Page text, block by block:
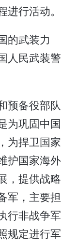
行活动。
的武装力
人民武装警
预备役部队
为巩固中国
为捍卫国家
护国家海外
，提供战略
军，主要担
行非战争军
规定进行军